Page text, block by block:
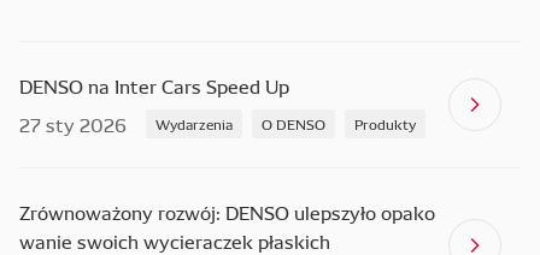
DENSO na Inter Cars Speed Up
27 sty 2026
Wydarzenia O DENSO Produkty
Zrównoważony rozwój: DENSO ulepszyło opako
wanie swoich wycieraczek płaskich